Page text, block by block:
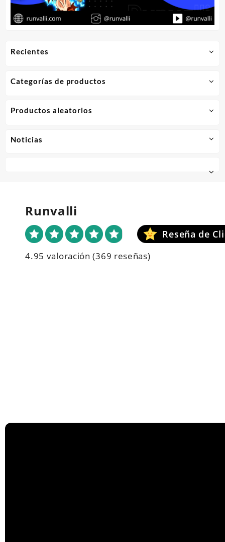
Recientes
Categorías de productos
Productos aleatorios
Noticias
Runvalli
4.95 valoración (369 reseñas)